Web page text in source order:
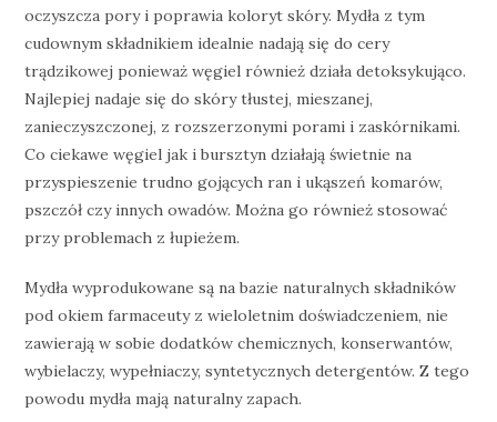
oczyszcza pory i poprawia koloryt skóry. Mydła z tym
cudownym składnikiem idealnie nadają się do cery
trądzikowej ponieważ węgiel również działa detoksykująco.
Najlepiej nadaje się do skóry tłustej, mieszanej,
zanieczyszczonej, z rozszerzonymi porami i zaskórnikami.
Co ciekawe węgiel jak i bursztyn działają świetnie na
przyspieszenie trudno gojących ran i ukąszeń komarów,
pszczół czy innych owadów. Można go również stosować
przy problemach z łupieżem.
Mydła wyprodukowane są na bazie naturalnych składników
pod okiem farmaceuty z wieloletnim doświadczeniem, nie
zawierają w sobie dodatków chemicznych, konserwantów,
wybielaczy, wypełniaczy, syntetycznych detergentów. Z tego
powodu mydła mają naturalny zapach.